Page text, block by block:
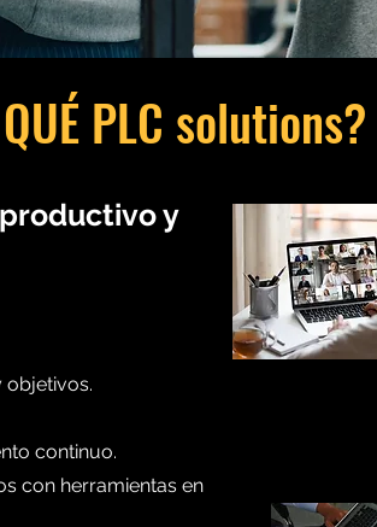
PLC solutions?
y
objetivos.
continuo.
con herramientas en